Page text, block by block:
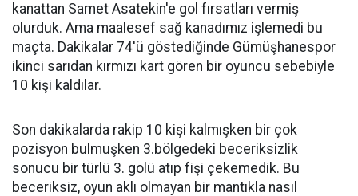
kanattan Samet Asatekin'e gol fırsatları vermiş
olurduk. Ama maalesef sağ kanadımız işlemedi bu
maçta. Dakikalar 74'ü göstediğinde Gümüşhanespor
ikinci sarıdan kırmızı kart gören bir oyuncu sebebiyle
10 kişi kaldılar.
Son dakikalarda rakip 10 kişi kalmışken bir çok
pozisyon bulmuşken 3.bölgedeki beceriksizlik
sonucu bir türlü 3. golü atıp fişi çekemedik. Bu
beceriksiz, oyun aklı olmayan bir mantıkla nasıl